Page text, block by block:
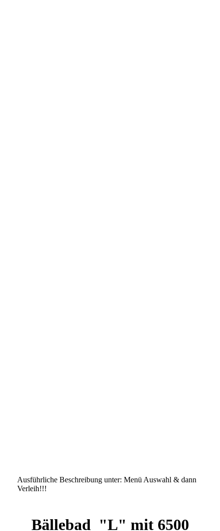
Ausführliche Beschreibung unter: Menü Auswahl & dann
Verleih!!!
Bällebad "L" mit 6500